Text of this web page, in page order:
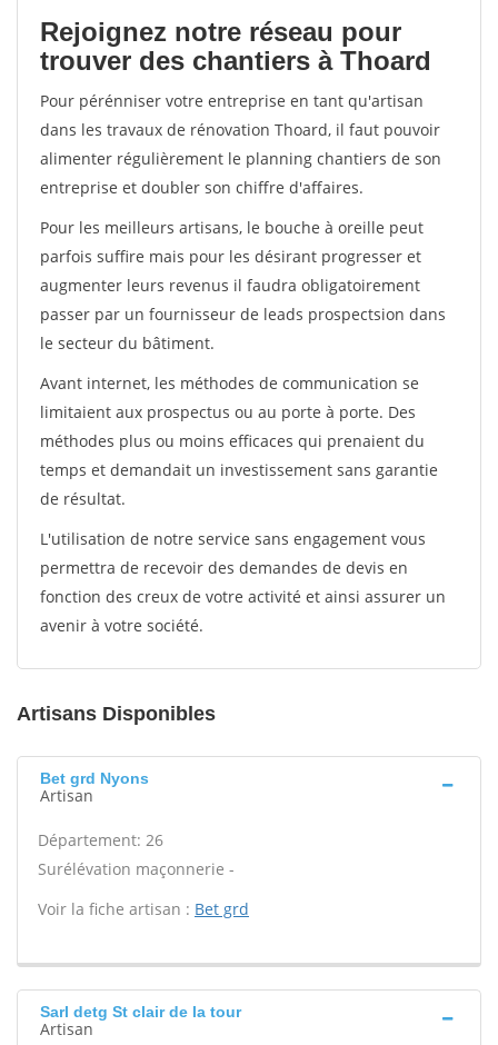
Rejoignez notre réseau pour
trouver des chantiers à Thoard
Pour pérénniser votre entreprise en tant qu'artisan
dans les travaux de rénovation Thoard, il faut pouvoir
alimenter régulièrement le planning chantiers de son
entreprise et doubler son chiffre d'affaires.
Pour les meilleurs artisans, le bouche à oreille peut
parfois suffire mais pour les désirant progresser et
augmenter leurs revenus il faudra obligatoirement
passer par un fournisseur de leads prospectsion dans
le secteur du bâtiment.
Avant internet, les méthodes de communication se
limitaient aux prospectus ou au porte à porte. Des
méthodes plus ou moins efficaces qui prenaient du
temps et demandait un investissement sans garantie
de résultat.
L'utilisation de notre service sans engagement vous
permettra de recevoir des demandes de devis en
fonction des creux de votre activité et ainsi assurer un
avenir à votre société.
Artisans Disponibles
Bet grd Nyons
Artisan
Département: 26
Surélévation maçonnerie -
Voir la fiche artisan : Bet grd
Sarl detg St clair de la tour
Artisan